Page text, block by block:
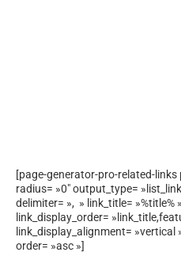
[page-generator-pro-related-
radius= »0″ output_type=
delimiter= », » link_title= »%title%
link_display_order=
link_display_alignment= »vertical
order= »asc »]